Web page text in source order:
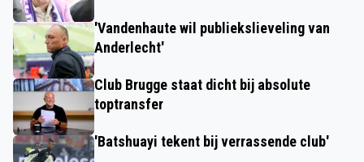
'Vandenhaute wil publiekslieveling van
Anderlecht'
Club Brugge staat dicht bij absolute
toptransfer
'Batshuayi tekent bij verrassende club'